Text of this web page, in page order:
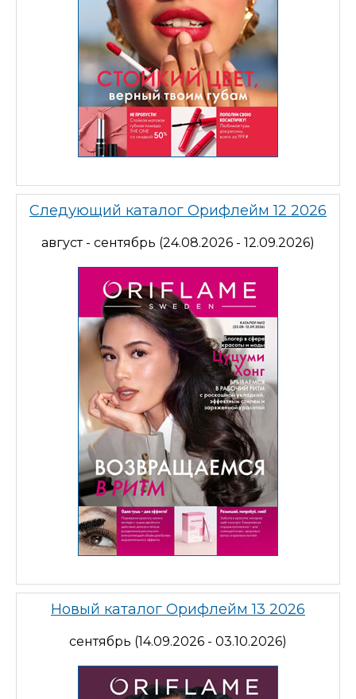
Следующий каталог Орифлейм 12 2026
август - сентябрь (24.08.2026 - 12.09.2026)
Новый каталог Орифлейм 13 2026
сентябрь (14.09.2026 - 03.10.2026)